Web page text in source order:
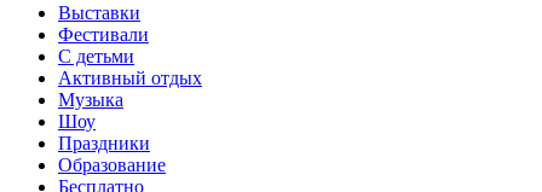
Выставки
Фестивали
С детьми
Активный отдых
Музыка
Шоу
Праздники
Образование
Бесплатно